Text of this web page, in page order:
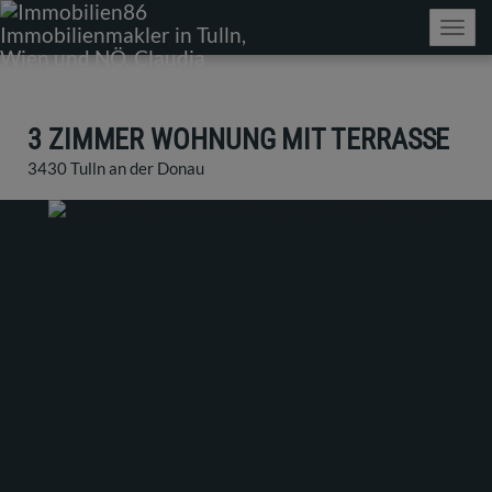
3 ZIMMER WOHNUNG MIT TERRASSE
3430 Tulln an der Donau